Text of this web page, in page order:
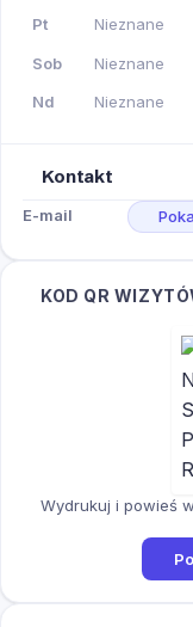
Pt Nieznane
Sob Nieznane
Nd Nieznane
Kontakt
E-mail
KOD QR
Wydrukuj i powieś